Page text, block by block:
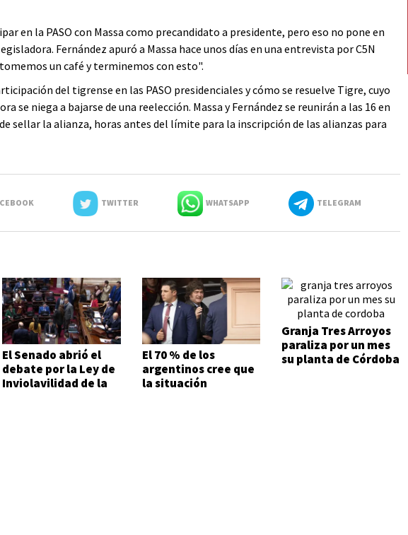
en la PASO con Massa como precandidato a presidente, pero eso no pone en
Fernández apuró a Massa hace unos días en una entrevista por C5N
un café y terminemos con esto".
del tigrense en las PASO presidenciales y cómo se resuelve Tigre, cuyo
se niega a bajarse de una reelección. Massa y Fernández se reunirán a las 16 en
sellar la alianza, horas antes del límite para la inscripción de las alianzas para
TWITTER WHATSAPP TELEGRAM
El Senado abrió el
debate por la Ley de
Inviolavilidad de la
El 70 % de los
argentinos cree que
la situación
Granja Tres Arroyos
paraliza por un mes
su planta de Córdoba